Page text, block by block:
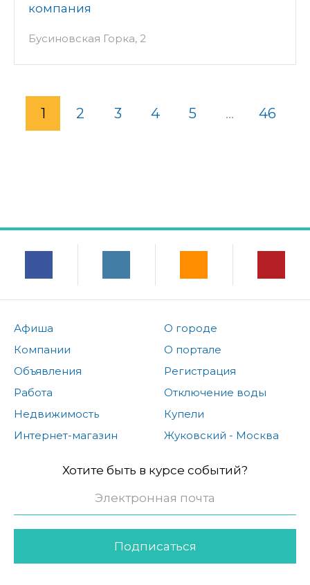
компания
Бусиновская Горка, 2
1 2 3 4 5 ... 46
Афиша
Компании
Объявления
Работа
Недвижимость
Интернет-магазин
О городе
О портале
Регистрация
Отключение воды
Купели
Жуковский - Москва
Хотите быть в курсе событий?
Подписаться